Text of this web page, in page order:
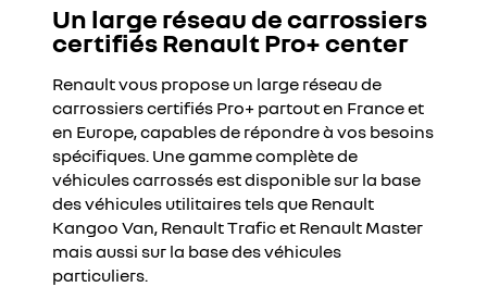
Un large réseau de carrossiers
certifiés Renault Pro+ center
Renault vous propose un large réseau de
carrossiers certifiés Pro+ partout en France et
en Europe, capables de répondre à vos besoins
spécifiques. Une gamme complète de
véhicules carrossés est disponible sur la base
des véhicules utilitaires tels que Renault
Kangoo Van, Renault Trafic et Renault Master
mais aussi sur la base des véhicules
particuliers.